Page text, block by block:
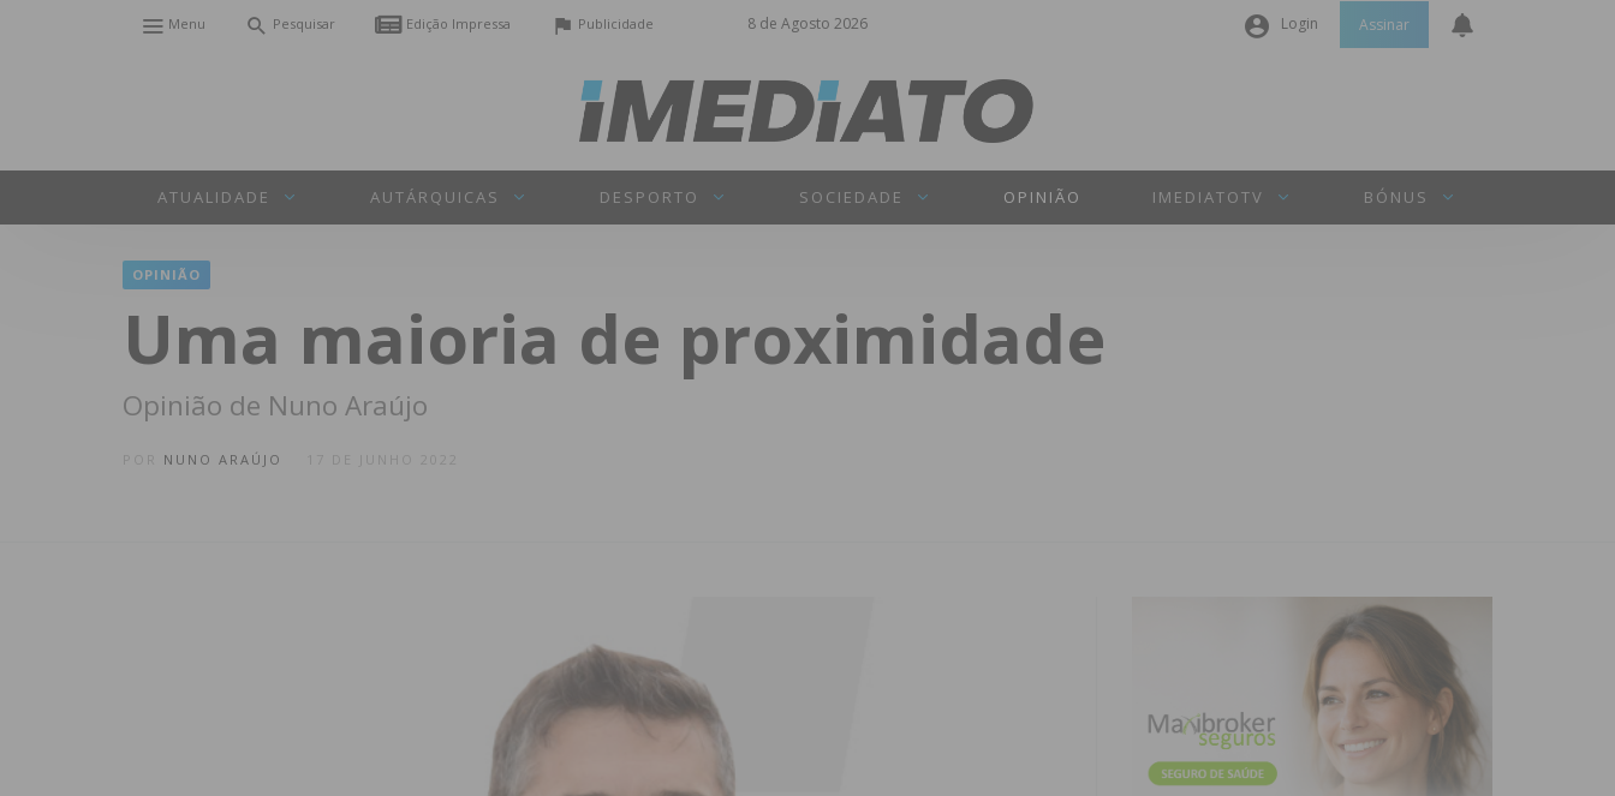
8 de Agosto 2026
Menu Pesquisar Edição Impressa Publicidade Login
Senha
Assinar
ATUALIDADE AUTÁRQUICAS DESPORTO SOCIEDADE OPINIÃO IMEDIATOTV BÓNUS
OPINIÃO
Uma maioria de proximidade
Opinião de Nuno Araújo
NUNO ARAÚJO 17 DE JUNHO 2022